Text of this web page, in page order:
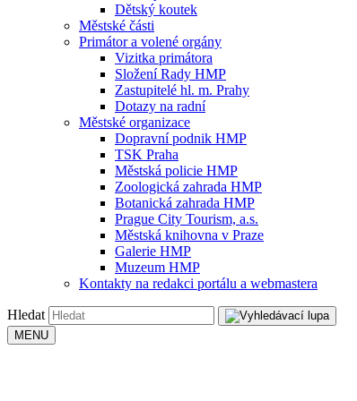
Dětský koutek
Městské části
Primátor a volené orgány
Vizitka primátora
Složení Rady HMP
Zastupitelé hl. m. Prahy
Dotazy na radní
Městské organizace
Dopravní podnik HMP
TSK Praha
Městská policie HMP
Zoologická zahrada HMP
Botanická zahrada HMP
Prague City Tourism, a.s.
Městská knihovna v Praze
Galerie HMP
Muzeum HMP
Kontakty na redakci portálu a webmastera
Hledat
MENU